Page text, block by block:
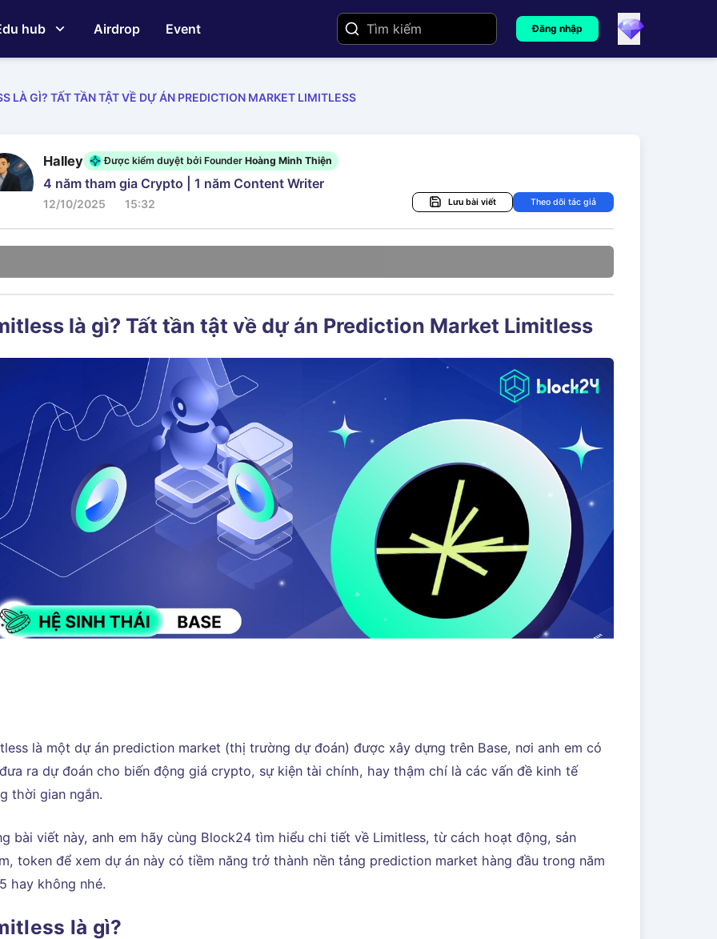
hub Airdrop Event Đăng nhập
LÀ GÌ? TẤT TẦN TẬT VỀ DỰ ÁN PREDICTION MARKET LIMITLESS
Halley Được kiểm duyệt bởi Founder Hoàng Minh Thiện
4 năm tham gia Crypto | 1 năm Content Writer
12/10/2025 15:32 Lưu bài viết Theo dõi tác giả
là gì? Tất tần tật về dự án Prediction Market Limitless
là một dự án prediction market (thị trường dự đoán) được xây dựng trên Base, nơi anh em có
ra dự đoán cho biến động giá crypto, sự kiện tài chính, hay thậm chí là các vấn đề kinh tế
thời gian ngắn.
bài viết này, anh em hãy cùng Block24 tìm hiểu chi tiết về Limitless, từ cách hoạt động, sản
token để xem dự án này có tiềm năng trở thành nền tảng prediction market hàng đầu trong năm
hay không nhé.
là gì?